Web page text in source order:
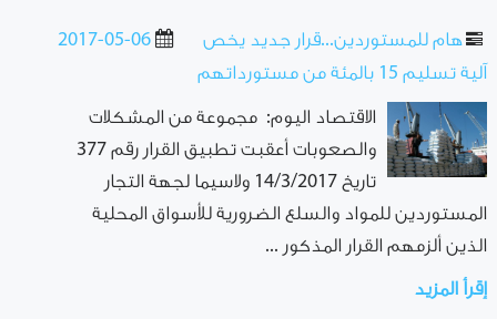
2017-05-06
هام للمستوردين...قرار جديد يخص
آلية تسليم 15 بالمئة من مستورداتهم
الاقتصاد اليوم: مجموعة من المشكلات
والصعوبات أعقبت تطبيق القرار رقم 377
تاريخ 14/3/2017 ولاسيما لجهة التجار
المستوردين للمواد والسلع الضرورية للأسواق المحلية
الذين ألزمهم القرار المذكور ...
إقرأ المزيد